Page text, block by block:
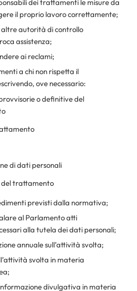
dei trattamenti le misure da
il proprio lavoro correttamente;
altre autorità di controllo
assistenza;
ai reclami;
a chi non rispetta il
ove necessario:
o definitive del
di dati personali
del trattamento
previsti dalla normativa;
al Parlamento atti
alla tutela dei dati personali;
annuale sull’attività svolta;
svolta in materia
divulgativa in materia